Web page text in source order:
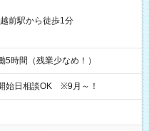
前駅から徒歩1分
時間（残業少なめ！）
日相談OK ※9月～！